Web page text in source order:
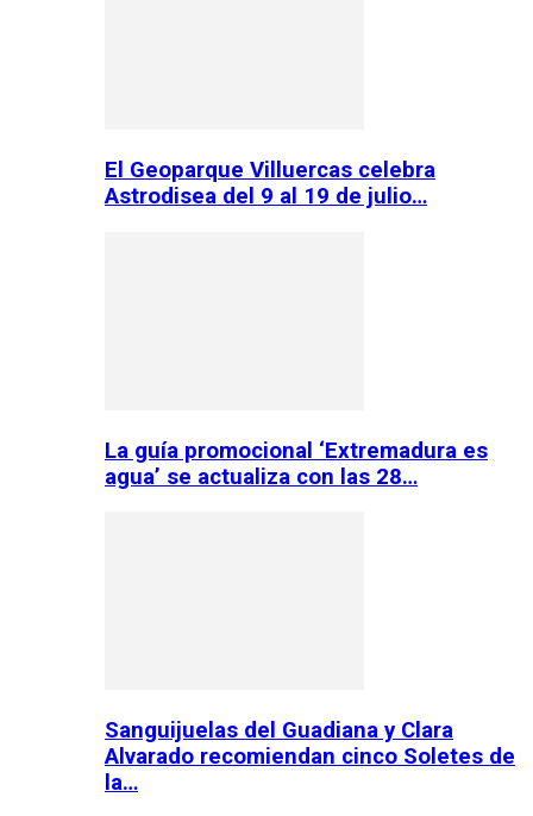
El Geoparque Villuercas celebra
Astrodisea del 9 al 19 de julio…
La guía promocional ‘Extremadura es
agua’ se actualiza con las 28…
Sanguijuelas del Guadiana y Clara
Alvarado recomiendan cinco Soletes de
la…